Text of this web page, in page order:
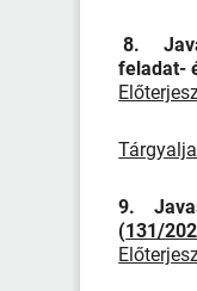
8.
feladat-
9.
(131/